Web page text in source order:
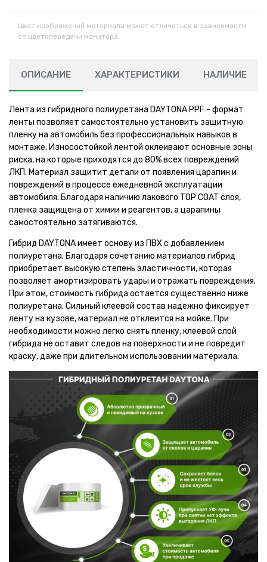
Цвет изображений материала может отличаться в зависимости
от цветопередачи монитора.
ОПИСАНИЕ ХАРАКТЕРИСТИКИ НАЛИЧИЕ
Лента из гибридного полиуретана DAYTONA PPF - формат
ленты позволяет самостоятельно установить защитную
пленку на автомобиль без профессиональных навыков в
монтаже. Износостойкой лентой оклеивают основные зоны
риска, на которые приходятся до 80% всех повреждений
ЛКП. Материал защитит детали от появления царапин и
повреждений в процессе ежедневной эксплуатации
автомобиля. Благодаря наличию лакового TOP COAT слоя,
пленка защищена от химии и реагентов, а царапины
самостоятельно затягиваются.
Гибрид DAYTONA имеет основу из ПВХ с добавлением
полиуретана. Благодаря сочетанию материалов гибрид
приобретает высокую степень эластичности, которая
позволяет амортизировать удары и отражать повреждения.
При этом, стоимость гибрида остается существенно ниже
полиуретана. Сильный клеевой состав надежно фиксирует
ленту на кузове, материал не отклеится на мойке. При
необходимости можно легко снять пленку, клеевой слой
гибрида не оставит следов на поверхности и не повредит
краску, даже при длительном использовании материала.